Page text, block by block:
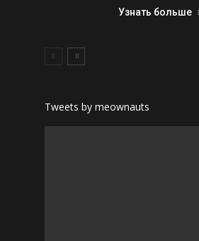
Узнать больше
Tweets by meownauts